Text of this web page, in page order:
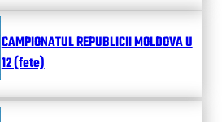
CAMPIONATUL REPUBLICII MOLDOVA U
12 (fete)